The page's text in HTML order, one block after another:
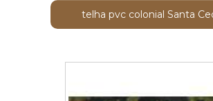
telha pvc colonial Santa